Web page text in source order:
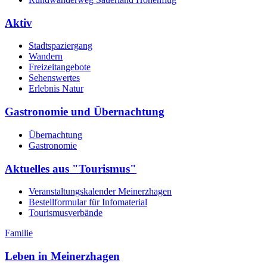
Aktiv
Stadtspaziergang
Wandern
Freizeitangebote
Sehenswertes
Erlebnis Natur
Gastronomie und Übernachtung
Übernachtung
Gastronomie
Aktuelles aus "Tourismus"
Veranstaltungskalender Meinerzhagen
Bestellformular für Infomaterial
Tourismusverbände
Familie
Leben in Meinerzhagen